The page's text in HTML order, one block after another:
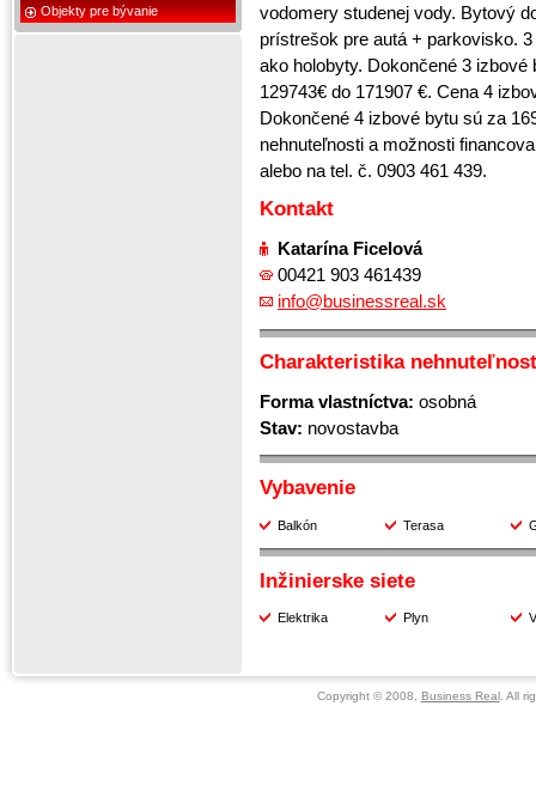
Objekty pre bývanie
vodomery studenej vody. Bytový
prístrešok pre autá + parkovisko.
ako holobyty. Dokončené 3
129743€ do 171907 €. Cena 4
Dokončené 4 izbové bytu sú za
nehnuteľnosti a možnosti
alebo na tel. č. 0903 461 439.
Kontakt
Katarína Ficelová
00421 903 461439
info@businessreal.sk
Charakteristika
Forma vlastníctva: osobná
Stav: novostavba
Vybavenie
Balkón Terasa
Inžinierske siete
Elektrika Plyn
Copyright © 2008, Business Real. All